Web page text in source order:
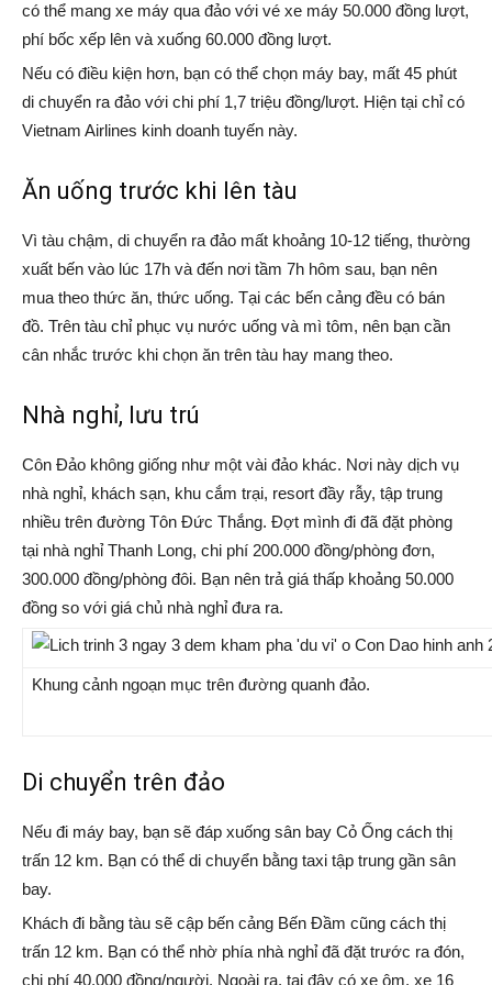
có thể mang xe máy qua đảo với vé xe máy 50.000 đồng lượt,
phí bốc xếp lên và xuống 60.000 đồng lượt.
Nếu có điều kiện hơn, bạn có thể chọn máy bay, mất 45 phút
di chuyển ra đảo với chi phí 1,7 triệu đồng/lượt. Hiện tại chỉ có
Vietnam Airlines kinh doanh tuyến này.
Ăn uống trước khi lên tàu
Vì tàu chậm, di chuyển ra đảo mất khoảng 10-12 tiếng, thường
xuất bến vào lúc 17h và đến nơi tầm 7h hôm sau, bạn nên
mua theo thức ăn, thức uống. Tại các bến cảng đều có bán
đồ. Trên tàu chỉ phục vụ nước uống và mì tôm, nên bạn cần
cân nhắc trước khi chọn ăn trên tàu hay mang theo.
Nhà nghỉ, lưu trú
Côn Đảo không giống như một vài đảo khác. Nơi này dịch vụ
nhà nghỉ, khách sạn, khu cắm trại, resort đầy rẫy, tập trung
nhiều trên đường Tôn Đức Thắng. Đợt mình đi đã đặt phòng
tại nhà nghỉ Thanh Long, chi phí 200.000 đồng/phòng đơn,
300.000 đồng/phòng đôi. Bạn nên trả giá thấp khoảng 50.000
đồng so với giá chủ nhà nghỉ đưa ra.
Khung cảnh ngoạn mục trên đường quanh đảo.
Di chuyển trên đảo
Nếu đi máy bay, bạn sẽ đáp xuống sân bay Cỏ Ống cách thị
trấn 12 km. Bạn có thể di chuyển bằng taxi tập trung gần sân
bay.
Khách đi bằng tàu sẽ cập bến cảng Bến Đầm cũng cách thị
trấn 12 km. Bạn có thể nhờ phía nhà nghỉ đã đặt trước ra đón,
chi phí 40.000 đồng/người. Ngoài ra, tại đây có xe ôm, xe 16